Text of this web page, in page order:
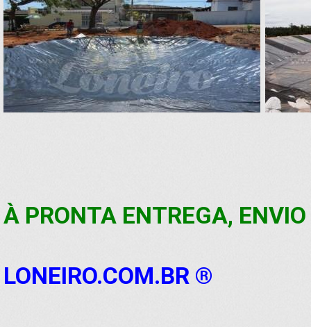
À PRONTA ENTREGA,
LONEIRO.COM.BR ®